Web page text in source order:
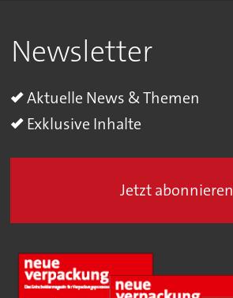
Newsletter
Aktuelle News & Themen
Exklusive Inhalte
Jetzt abonnieren